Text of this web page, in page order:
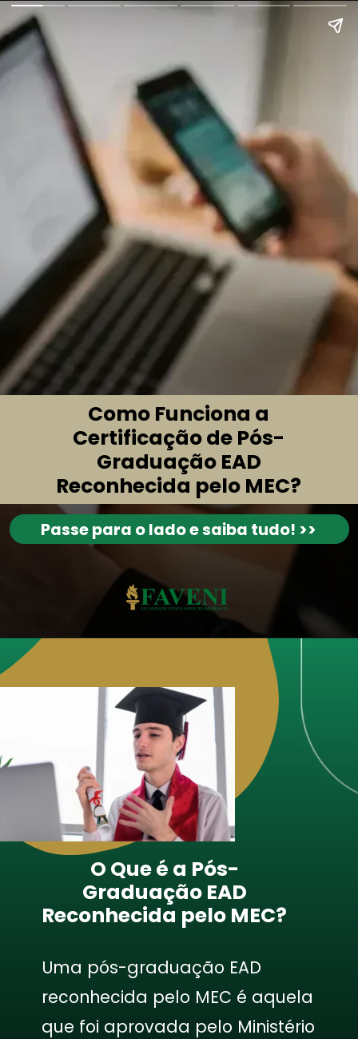
Como Funciona a
Certificação de Pós-
Graduação EAD
Reconhecida pelo MEC?
Passe para o lado e saiba tudo! >>
Uma pós-graduação EAD
reconhecida pelo MEC é aquela
que foi aprovada pelo Ministério
O Que é a Pós-
Graduação EAD
Reconhecida pelo MEC?